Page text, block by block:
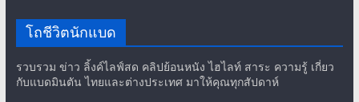
โถชีวิตนักแบด
รวบรวม ข่าว ลิ้งค์ไลฟ์สด คลิปย้อนหนัง ไฮไลท์ สาระ ความรู้ เกี่ยว
กับแบดมินตัน ไทยและต่างประเทศ มาให้คุณทุกสัปดาห์